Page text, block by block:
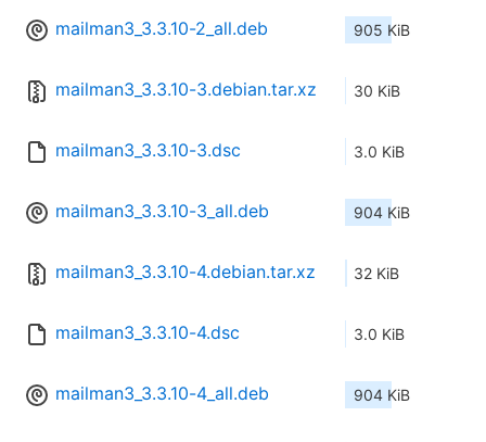
mailman3_3.3.10-2_all.deb 905 KiB
mailman3_3.3.10-3.debian.tar.xz 30 KiB
mailman3_3.3.10-3.dsc 3.0 KiB
mailman3_3.3.10-3_all.deb 904 KiB
mailman3_3.3.10-4.debian.tar.xz 32 KiB
mailman3_3.3.10-4.dsc 3.0 KiB
mailman3_3.3.10-4_all.deb 904 KiB